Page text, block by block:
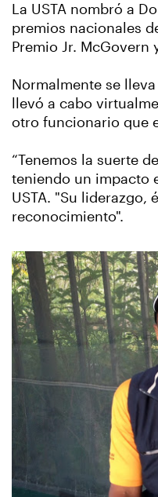
La USTA nombró a
premios nacionales
Premio Jr. McGovern
Normalmente se
llevó a cabo
otro funcionario que
“Tenemos la suerte
teniendo un impacto
USTA. "Su
reconocimiento".